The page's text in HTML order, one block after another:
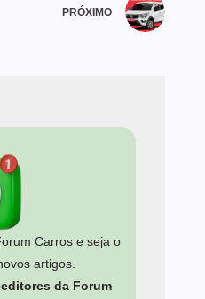
PRÓXIMO
Carros e seja o
artigos.
da Forum